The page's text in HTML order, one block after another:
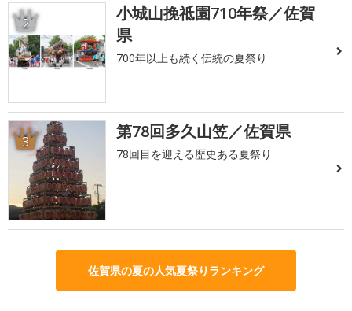
2
小城山挽祗園710年祭／佐賀
県
700年以上も続く伝統の夏祭り
3 第78回多久山笠／佐賀県
78回目を迎える歴史ある夏祭り
佐賀県の夏の人気夏祭りランキング